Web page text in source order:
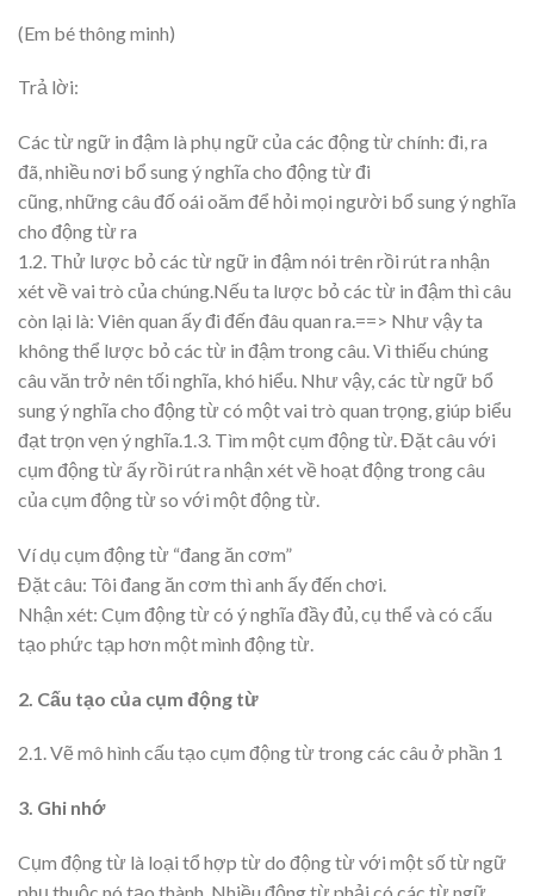
(Em bé thông minh)
Trả lời:
Các từ ngữ in đậm là phụ ngữ của các động từ chính: đi, ra
đã, nhiều nơi bổ sung ý nghĩa cho động từ đi
cũng, những câu đố oái oăm để hỏi mọi người bổ sung ý nghĩa
cho động từ ra
1.2. Thử lược bỏ các từ ngữ in đậm nói trên rồi rút ra nhận
xét về vai trò của chúng.Nếu ta lược bỏ các từ in đậm thì câu
còn lại là: Viên quan ấy đi đến đâu quan ra.==> Như vậy ta
không thể lược bỏ các từ in đậm trong câu. Vì thiếu chúng
câu văn trở nên tối nghĩa, khó hiểu. Như vậy, các từ ngữ bổ
sung ý nghĩa cho động từ có một vai trò quan trọng, giúp biểu
đạt trọn vẹn ý nghĩa.1.3. Tìm một cụm động từ. Đặt câu với
cụm động từ ấy rồi rút ra nhận xét về hoạt động trong câu
của cụm động từ so với một động từ.
Ví dụ cụm động từ “đang ăn cơm”
Đặt câu: Tôi đang ăn cơm thì anh ấy đến chơi.
Nhận xét: Cụm động từ có ý nghĩa đầy đủ, cụ thể và có cấu
tạo phức tạp hơn một mình động từ.
2. Cấu tạo của cụm động từ
2.1. Vẽ mô hình cấu tạo cụm động từ trong các câu ở phần 1
3. Ghi nhớ
Cụm động từ là loại tổ hợp từ do động từ với một số từ ngữ